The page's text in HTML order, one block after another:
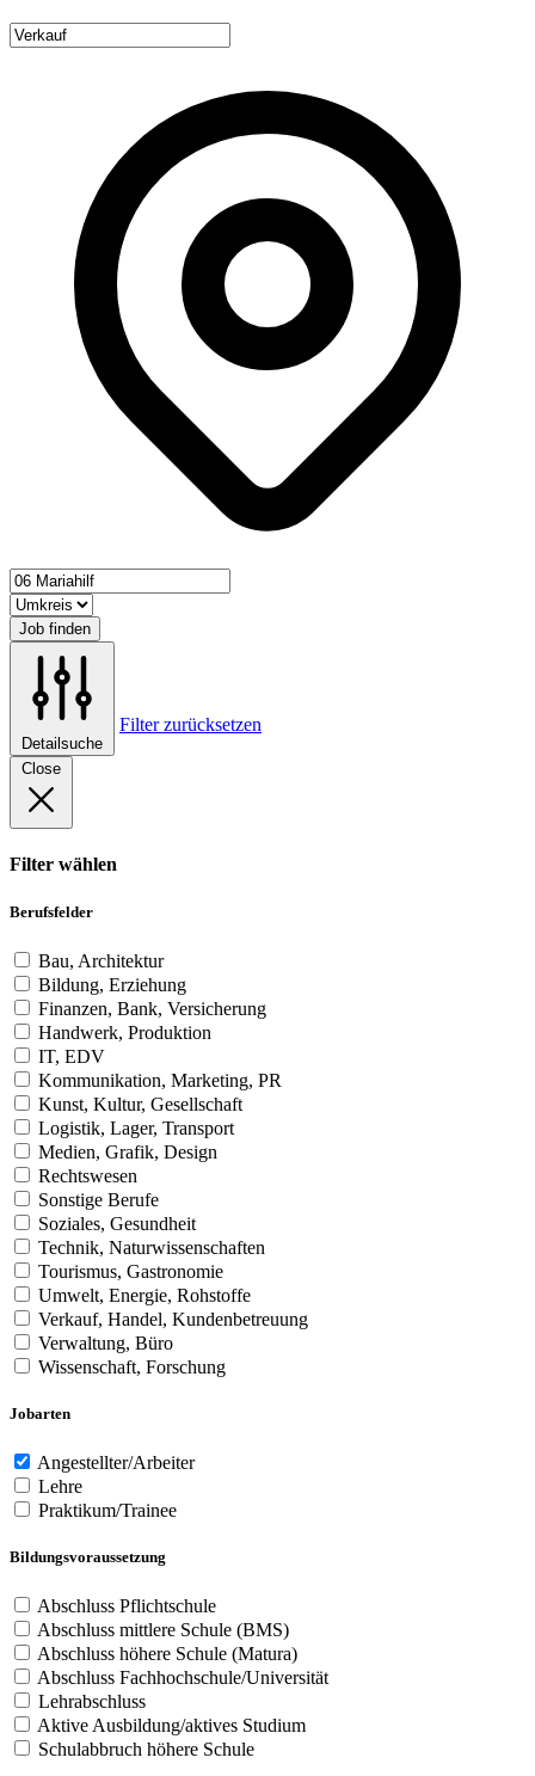
Job finden
Detailsuche
Filter zurücksetzen
Close
Filter wählen
Berufsfelder
Bau, Architektur
Bildung, Erziehung
Finanzen, Bank, Versicherung
Handwerk, Produktion
IT, EDV
Kommunikation, Marketing, PR
Kunst, Kultur, Gesellschaft
Logistik, Lager, Transport
Medien, Grafik, Design
Rechtswesen
Sonstige Berufe
Soziales, Gesundheit
Technik, Naturwissenschaften
Tourismus, Gastronomie
Umwelt, Energie, Rohstoffe
Verkauf, Handel, Kundenbetreuung
Verwaltung, Büro
Wissenschaft, Forschung
Jobarten
Angestellter/Arbeiter
Lehre
Praktikum/Trainee
Bildungsvoraussetzung
Abschluss Pflichtschule
Abschluss mittlere Schule (BMS)
Abschluss höhere Schule (Matura)
Abschluss Fachhochschule/Universität
Lehrabschluss
Aktive Ausbildung/aktives Studium
Schulabbruch höhere Schule